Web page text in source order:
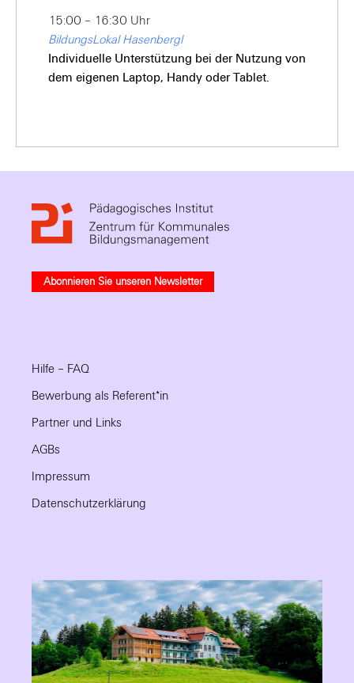
15:00 – 16:30 Uhr
BildungsLokal Hasenbergl
Individuelle Unterstützung bei der Nutzung von
dem eigenen Laptop, Handy oder Tablet.
Abonnieren Sie unseren Newsletter
Hilfe – FAQ
Bewerbung als Referent*in
Partner und Links
AGBs
Impressum
Datenschutzerklärung